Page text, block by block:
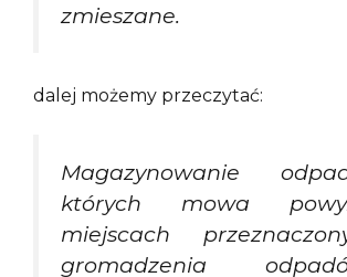
zmieszane.
dalej możemy przeczytać:
Magazynowanie
których mowa
miejscach
gromadzenia